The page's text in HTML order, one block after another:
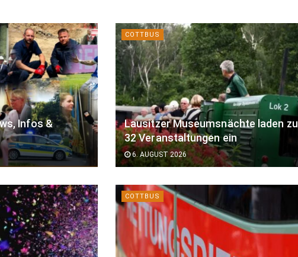
Infos &
COTTBUS
Lausitzer Museumsnächte laden zu
32 Veranstaltungen ein
6. AUGUST 2026
COTTBUS